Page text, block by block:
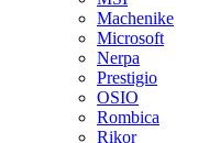
Machenike
Microsoft
Nerpa
Prestigio
OSIO
Rombica
Rikor